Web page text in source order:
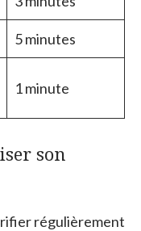
5 minutes
1 minute
son
régulièrement